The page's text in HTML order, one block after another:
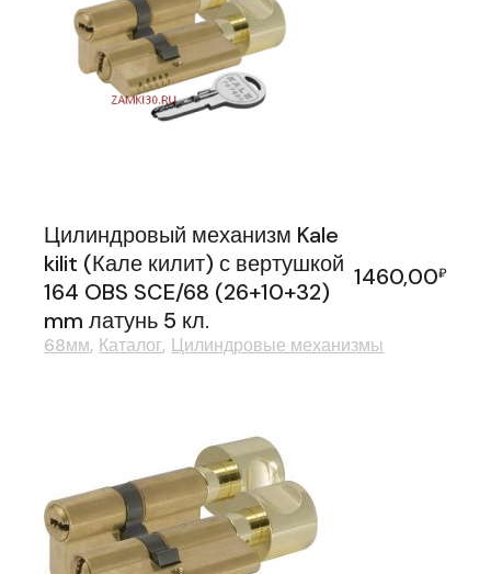
Цилиндровый механизм Kale
kilit (Кале килит) с вертушкой
164 OBS SCE/68 (26+10+32)
mm латунь 5 кл.
1460,00₽
68мм Каталог Цилиндровые механизмы